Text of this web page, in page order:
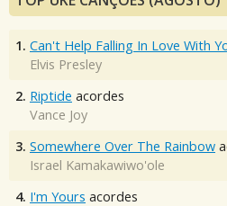
1. Can't Help Falling In Love With
Elvis Presley
2. Riptide acordes
Vance Joy
3. Somewhere Over The Rainbow
Israel Kamakawiwo'ole
4. I'm Yours acordes